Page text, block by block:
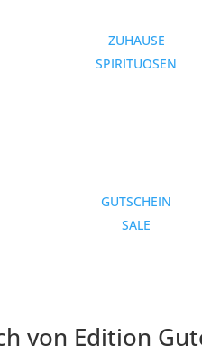
ZUHAUSE
SPIRITUOSEN
GUTSCHEIN
SALE
von Edition